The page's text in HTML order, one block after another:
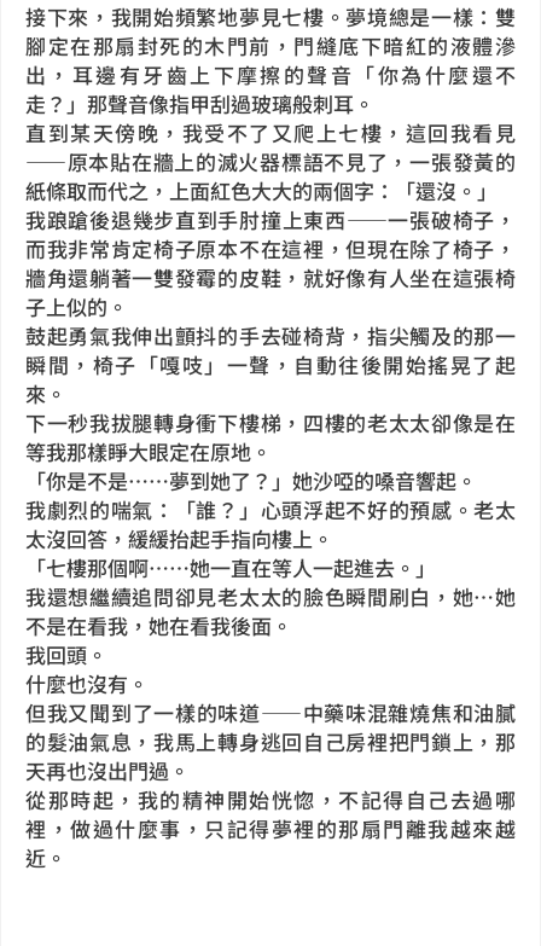
接下來，我開始頻繁地夢見七樓。夢境總是一樣：雙
腳定在那扇封死的木門前，門縫底下暗紅的液體滲
出，耳邊有牙齒上下摩擦的聲音「你為什麼還不
走？」那聲音像指甲刮過玻璃般刺耳。
直到某天傍晚，我受不了又爬上七樓，這回我看見
——原本貼在牆上的滅火器標語不見了，一張發黃的
紙條取而代之，上面紅色大大的兩個字：「還沒。」
我踉蹌後退幾步直到手肘撞上東西——一張破椅子，
而我非常肯定椅子原本不在這裡，但現在除了椅子，
牆角還躺著一雙發霉的皮鞋，就好像有人坐在這張椅
子上似的。
鼓起勇氣我伸出顫抖的手去碰椅背，指尖觸及的那一
瞬間，椅子「嘎吱」一聲，自動往後開始搖晃了起
來。
下一秒我拔腿轉身衝下樓梯，四樓的老太太卻像是在
等我那樣睜大眼定在原地。
「你是不是……夢到她了？」她沙啞的嗓音響起。
我劇烈的喘氣：「誰？」心頭浮起不好的預感。老太
太沒回答，緩緩抬起手指向樓上。
「七樓那個啊……她一直在等人一起進去。」
我還想繼續追問卻見老太太的臉色瞬間刷白，她…她
不是在看我，她在看我後面。
我回頭。
什麼也沒有。
但我又聞到了一樣的味道——中藥味混雜燒焦和油膩
的髮油氣息，我馬上轉身逃回自己房裡把門鎖上，那
天再也沒出門過。
從那時起，我的精神開始恍惚，不記得自己去過哪
裡，做過什麼事，只記得夢裡的那扇門離我越來越
近。